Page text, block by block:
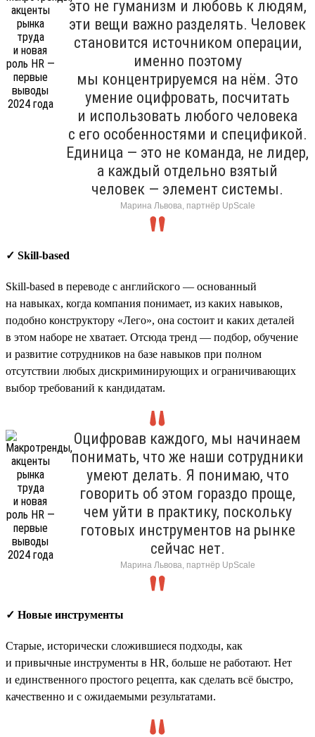
это не гуманизм и любовь к людям,
эти вещи важно разделять. Человек
становится источником операции,
именно поэтому
мы концентрируемся на нём. Это
умение оцифровать, посчитать
и использовать любого человека
с его особенностями и спецификой.
Единица — это не команда, не лидер,
а каждый отдельно взятый
человек — элемент системы.
Марина Львова, партнёр UpScale
✓ Skill-based
Skill-based в переводе с английского — основанный
на навыках, когда компания понимает, из каких навыков,
подобно конструктору «Лего», она состоит и каких деталей
в этом наборе не хватает. Отсюда тренд — подбор, обучение
и развитие сотрудников на базе навыков при полном
отсутствии любых дискриминирующих и ограничивающих
выбор требований к кандидатам.
Оцифровав каждого, мы начинаем
понимать, что же наши сотрудники
умеют делать. Я понимаю, что
говорить об этом гораздо проще,
чем уйти в практику, поскольку
готовых инструментов на рынке
сейчас нет.
Марина Львова, партнёр UpScale
✓ Новые инструменты
Старые, исторически сложившиеся подходы, как
и привычные инструменты в HR, больше не работают. Нет
и единственного простого рецепта, как сделать всё быстро,
качественно и с ожидаемыми результатами.